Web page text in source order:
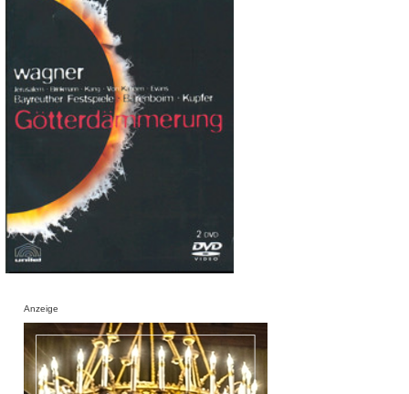
Anzeige